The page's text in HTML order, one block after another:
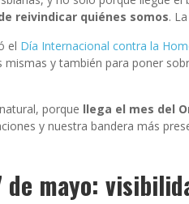
reivindicar quiénes somos.
el Día Internacional contra la
y también para poner
porque llega el mes del
y nuestra bandera más
de mayo: